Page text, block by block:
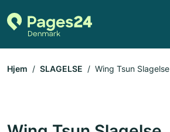
Hjem SLAGELSE Wing Tsun Slagelse